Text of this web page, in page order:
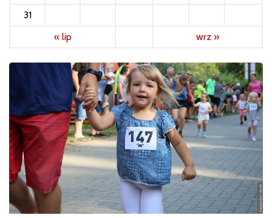
31
« lip
wrz »